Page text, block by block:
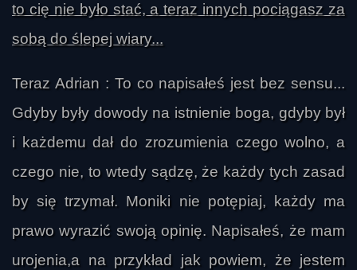
to cię nie było stać, a teraz innych pociągasz za
sobą do ślepej wiary...
Teraz Adrian : To co napisałeś jest bez sensu...
Gdyby były dowody na istnienie boga, gdyby był
i każdemu dał do zrozumienia czego wolno, a
czego nie, to wtedy sądzę, że każdy tych zasad
by się trzymał. Moniki nie potępiaj, każdy ma
prawo wyrazić swoją opinię. Napisałeś, że mam
urojenia,a na przykład jak powiem, że jestem